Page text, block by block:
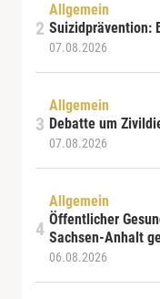
Allgemein
Suizidprävention:
07.08.2026
Allgemein
Debatte um
07.08.2026
Allgemein
Öffentlicher
Sachsen-Anhalt
06.08.2026